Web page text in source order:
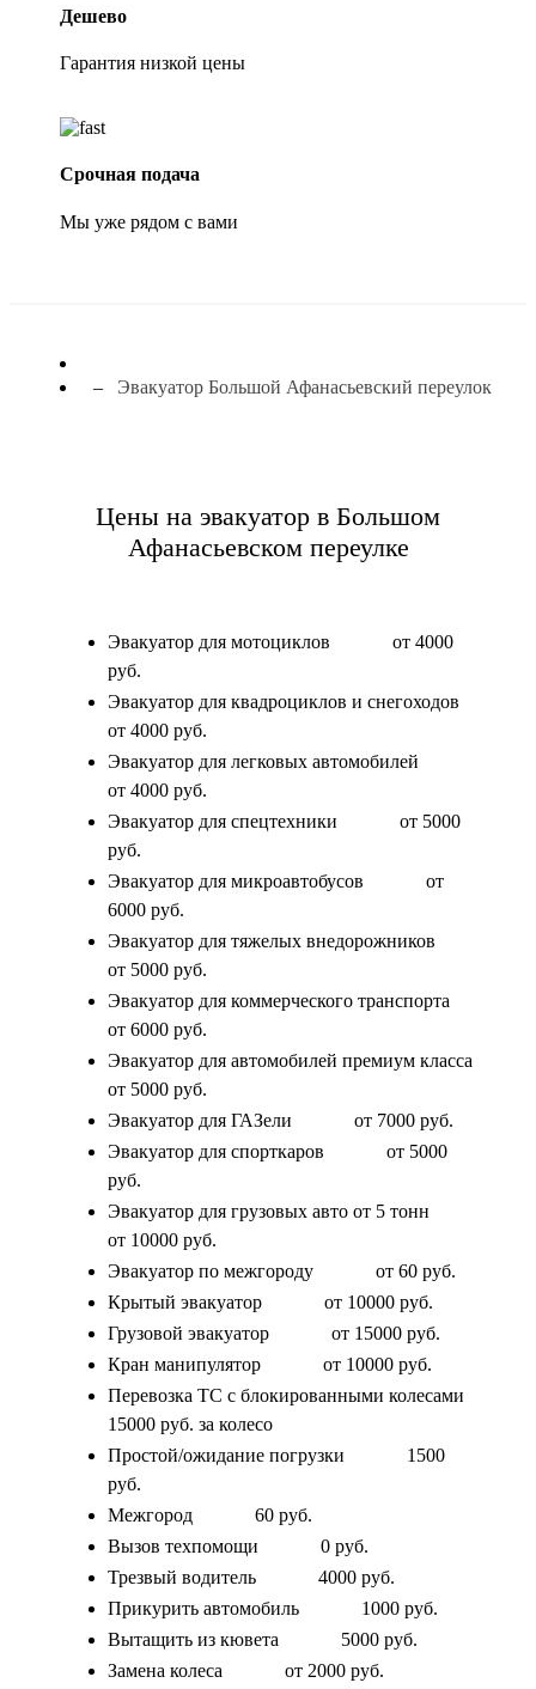
Дешево
Гарантия низкой цены
Срочная подача
Мы уже рядом с вами
Эвакуатор Большой Афанасьевский переулок
Цены на эвакуатор в Большом
Афанасьевском переулке
Эвакуатор для мотоциклов
от 4000
руб.
Эвакуатор для квадроциклов и снегоходов
от 4000 руб.
Эвакуатор для легковых автомобилей
от 4000 руб.
Эвакуатор для спецтехники
от 5000
руб.
Эвакуатор для микроавтобусов
от
6000 руб.
Эвакуатор для тяжелых внедорожников
от 5000 руб.
Эвакуатор для коммерческого транспорта
от 6000 руб.
Эвакуатор для автомобилей премиум класса
от 5000 руб.
Эвакуатор для ГАЗели
от 7000 руб.
Эвакуатор для спорткаров
от 5000
руб.
Эвакуатор для грузовых авто от 5 тонн
от 10000 руб.
Эвакуатор по межгороду
от 60 руб.
Крытый эвакуатор
от 10000 руб.
Грузовой эвакуатор
от 15000 руб.
Кран манипулятор
от 10000 руб.
Перевозка ТС с блокированными колесами
15000 руб. за колесо
Простой/ожидание погрузки
1500
руб.
Межгород
60 руб.
Вызов техпомощи
0 руб.
Трезвый водитель
4000 руб.
Прикурить автомобиль
1000 руб.
Вытащить из кювета
5000 руб.
Замена колеса
от 2000 руб.